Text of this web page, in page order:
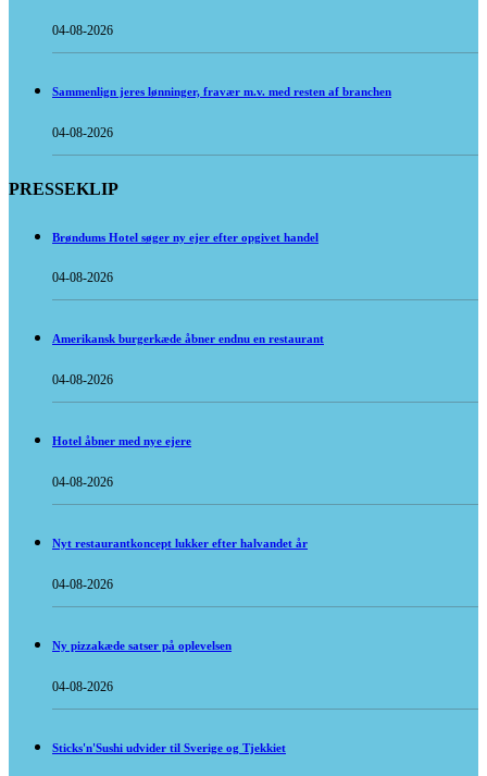
04-08-2026
Sammenlign jeres lønninger, fravær m.v. med resten af branchen
04-08-2026
PRESSEKLIP
Brøndums Hotel søger ny ejer efter opgivet handel
04-08-2026
Amerikansk burgerkæde åbner endnu en restaurant
04-08-2026
Hotel åbner med nye ejere
04-08-2026
Nyt restaurantkoncept lukker efter halvandet år
04-08-2026
Ny pizzakæde satser på oplevelsen
04-08-2026
Sticks'n'Sushi udvider til Sverige og Tjekkiet